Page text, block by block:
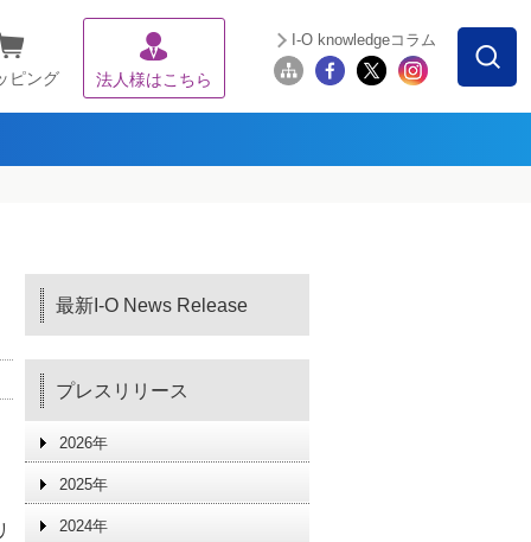
ピング 法人様はこちら
I-O knowledgeコラム
最新I-O News Release
プレスリリース
2026年
2025年
2024年